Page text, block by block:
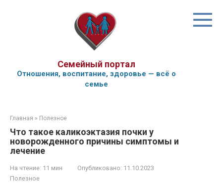
Семейный портал
Отношения, воспитание, здоровье — всё о
семье
Главная » Полезное
Что такое каликоэктазия почки у
новорожденного причины симптомы и
лечение
На чтение: 11 мин Опубликовано: 11.10.2023
Полезное